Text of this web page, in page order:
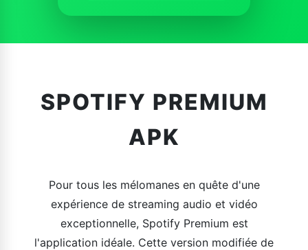
SPOTIFY PREMIUM
APK
Pour tous les mélomanes en quête d'une
expérience de streaming audio et vidéo
exceptionnelle, Spotify Premium est
l'application idéale. Cette version modifiée de